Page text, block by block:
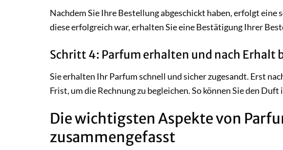
Nachdem Sie Ihre Bestellung abgeschickt haben, erfolgt
diese erfolgreich war, erhalten Sie eine Bestätigung Ihrer
Schritt 4: Parfum erhalten und nach Erhalt
Sie erhalten Ihr Parfum schnell und sicher zugesandt. Erst
Frist, um die Rechnung zu begleichen. So können Sie den
Die wichtigsten Aspekte von
zusammengefasst